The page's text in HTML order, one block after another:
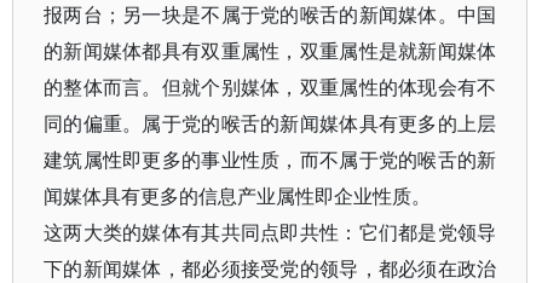
报两台；另一块是不属于党的喉舌的新闻媒体。中国
的新闻媒体都具有双重属性，双重属性是就新闻媒体
的整体而言。但就个别媒体，双重属性的体现会有不
同的偏重。属于党的喉舌的新闻媒体具有更多的上层
建筑属性即更多的事业性质，而不属于党的喉舌的新
闻媒体具有更多的信息产业属性即企业性质。
这两大类的媒体有其共同点即共性：它们都是党领导
下的新闻媒体，都必须接受党的领导，都必须在政治